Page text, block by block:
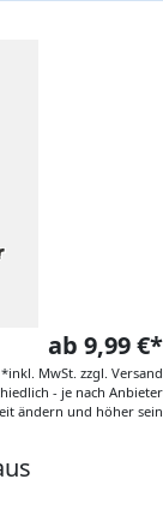
ab 9,99 €*
*inkl. MwSt. zzgl. Versand
- je nach Anbieter
ändern und höher sein